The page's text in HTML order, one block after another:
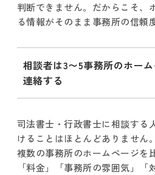
判断できません。だからこそ、
る情報がそのまま事務所の信頼
相談者は3〜5事務所のホー
連絡する
司法書士・行政書士に相談する
けることはほとんどありません
複数の事務所のホームページを
「料金」「事務所の雰囲気」